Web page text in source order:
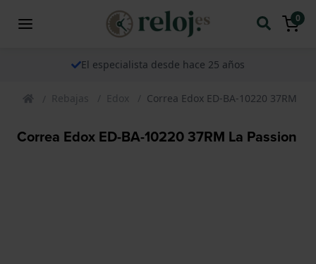
0
El especialista desde hace 25 años
Rebajas Edox Correa Edox ED-BA-10220 37RM La
Correa Edox ED-BA-10220 37RM La Passion